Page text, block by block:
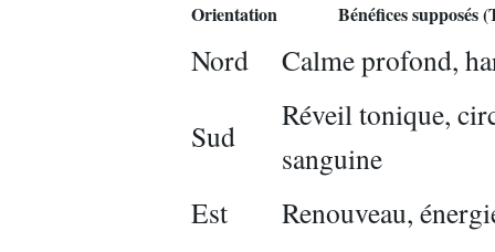
Orientation Bénéfices supposés
Nord Calme profond,
Sud
Réveil tonique,
sanguine
Est
Renouveau,